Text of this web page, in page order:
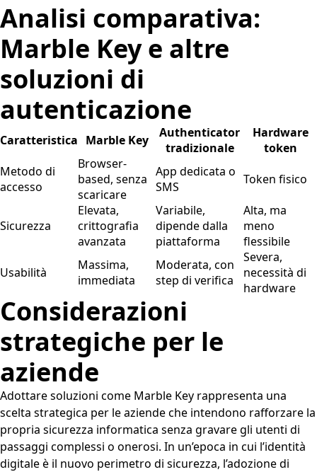
Analisi comparativa:
Marble Key e altre
soluzioni di
autenticazione
Caratteristica Marble Key
Authenticator
tradizionale
Hardware
token
Metodo di
accesso
Browser-
based, senza
scaricare
App dedicata o
SMS
Token fisico
Sicurezza
Elevata,
crittografia
avanzata
Variabile,
dipende dalla
piattaforma
Alta, ma
meno
flessibile
Usabilità
Massima,
immediata
Moderata, con
step di verifica
Severa,
necessità di
hardware
Considerazioni
strategiche per le
aziende
Adottare soluzioni come Marble Key rappresenta una
scelta strategica per le aziende che intendono rafforzare la
propria sicurezza informatica senza gravare gli utenti di
passaggi complessi o onerosi. In un’epoca in cui l’identità
digitale è il nuovo perimetro di sicurezza, l’adozione di